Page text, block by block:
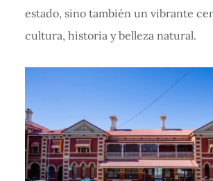
estado, sino también un vibrante
cultura, historia y belleza natural.